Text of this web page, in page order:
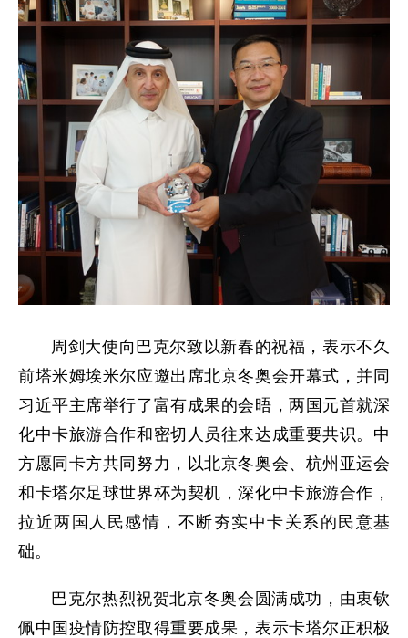
周剑大使向巴克尔致以新春的祝福，表示不久
前塔米姆埃米尔应邀出席北京冬奥会开幕式，并同
习近平主席举行了富有成果的会晤，两国元首就深
化中卡旅游合作和密切人员往来达成重要共识。中
方愿同卡方共同努力，以北京冬奥会、杭州亚运会
和卡塔尔足球世界杯为契机，深化中卡旅游合作，
拉近两国人民感情，不断夯实中卡关系的民意基
础。
巴克尔热烈祝贺北京冬奥会圆满成功，由衷钦
佩中国疫情防控取得重要成果，表示卡塔尔正积极